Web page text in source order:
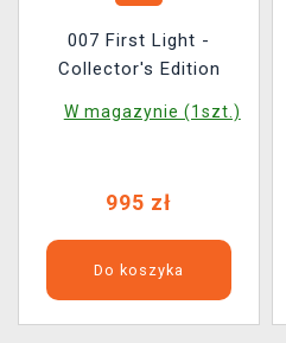
007 First Light -
Collector's Edition
W magazynie (1szt.)
995 zł
Do koszyka